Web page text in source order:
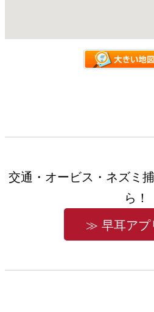
交通・オービス・ネズミ
ら！
≫ 早耳アプ